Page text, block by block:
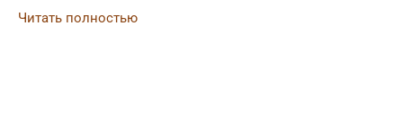
Читать полностью